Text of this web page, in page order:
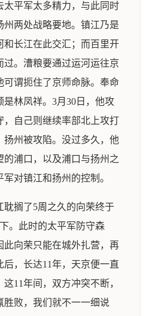
太平军太多精力，与此同时
州两处战略要地。镇江乃是
和长江在此交汇；而百里开
过。漕粮要通过运河运往京
可谓扼住了京师命脉。奉命
林凤祥。3月30日，他攻
，自己则继续率部北上攻打
扬州被攻陷。没过多久，他
的浦口，以及浦口与扬州之
对镇江和扬州的控制。
耽搁了5周之久的向荣终于
。此时的太平军防守森
此向荣只能在城外扎营，再
，长达11年，天京便一直
11年间，双方冲突不断，
胜败，我们就不一一细说